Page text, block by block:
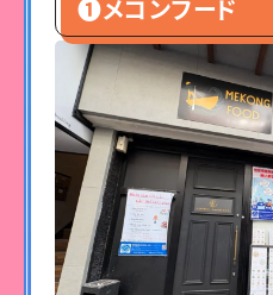
❶メコンフード